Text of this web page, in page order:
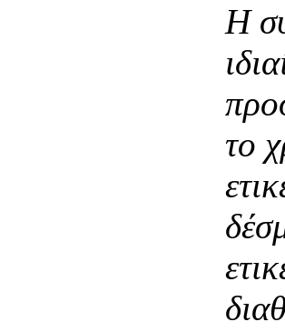
Η
το